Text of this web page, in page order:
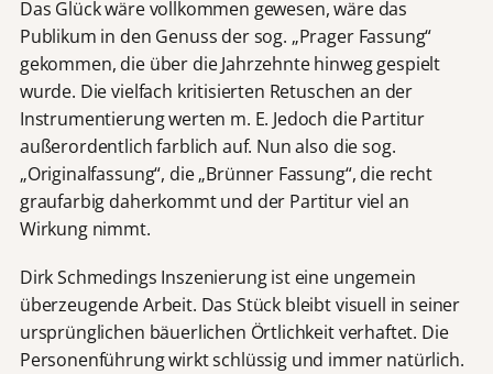
Das Glück wäre vollkommen gewesen, wäre das
Publikum in den Genuss der sog. „Prager Fassung“
gekommen, die über die Jahrzehnte hinweg gespielt
wurde. Die vielfach kritisierten Retuschen an der
Instrumentierung werten m. E. Jedoch die Partitur
außerordentlich farblich auf. Nun also die sog.
„Originalfassung“, die „Brünner Fassung“, die recht
graufarbig daherkommt und der Partitur viel an
Wirkung nimmt.
Dirk Schmedings Inszenierung ist eine ungemein
überzeugende Arbeit. Das Stück bleibt visuell in seiner
ursprünglichen bäuerlichen Örtlichkeit verhaftet. Die
Personenführung wirkt schlüssig und immer natürlich.